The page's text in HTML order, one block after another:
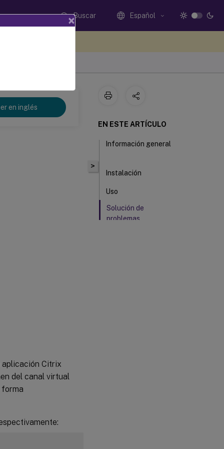
Buscar Español
en inglés
aplicación Citrix
del canal virtual
forma
>
EN ESTE ARTÍCULO
Información general
Instalación
Uso
Solución de
problemas
×